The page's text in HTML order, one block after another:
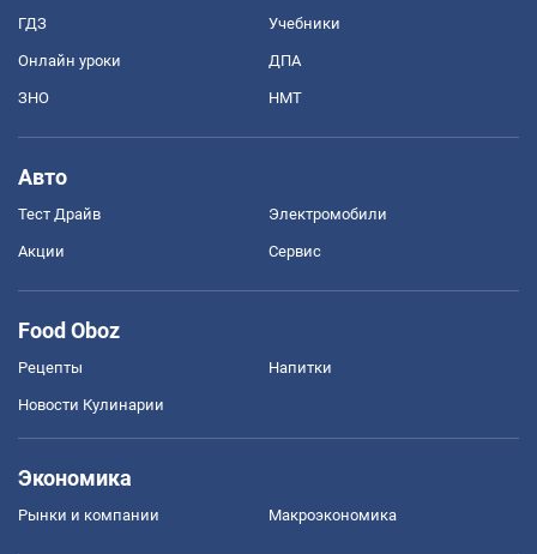
ГДЗ Учебники
Онлайн уроки ДПА
ЗНО НМТ
Авто
Тест Драйв Электромобили
Акции Сервис
Food Oboz
Рецепты Напитки
Новости Кулинарии
Экономика
Рынки и компании Mакроэкономика